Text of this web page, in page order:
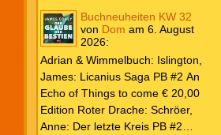
und der Geist € 17,00 Vonnegut,
Kurt: Katzenwiege PB € 17,00
Corey, James: The Captive’s War
HC #2 Der Glaube der Bestien €
24,00 Piper: Yang, Neon: Die letzte
Tochter der Drachen PB € 18,00
Buchneuheiten KW 32
von Dom am 6. August
2026:
Adrian & Wimmelbuch: Islington,
James: Licanius Saga PB #2 An
Echo of Things to come € 20,00
Edition Roter Drache: Schröer,
Anne: Der letzte Kreis PB #2